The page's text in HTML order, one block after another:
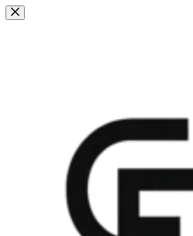
Fortsæt
til